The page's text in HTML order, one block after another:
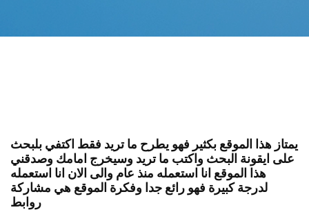
يمتاز هذا الموقع بكثير فهو يطرح ما تريد فقط اكتفي بلبحث
على ايقونة البحث واكتب ما تريد وسيخرج امامك وصدقني
هذا الموقع انا استعمله منذ عام والى الان انا استعمله
لدرجة كبيرة فهو رائع جدا وفكرة الموقع هي مشاركة
روابط